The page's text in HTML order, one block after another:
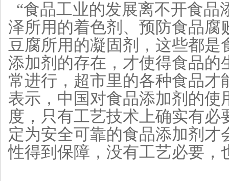
“食品工业的发展离不开食品
泽所用的着色剂、预防食品腐
豆腐所用的凝固剂，这些都是
添加剂的存在，才使得食品的
常进行，超市里的各种食品才
表示，中国对食品添加剂的使
度，只有工艺技术上确实有
定为安全可靠的食品添加剂才
性得到保障，没有工艺必要，